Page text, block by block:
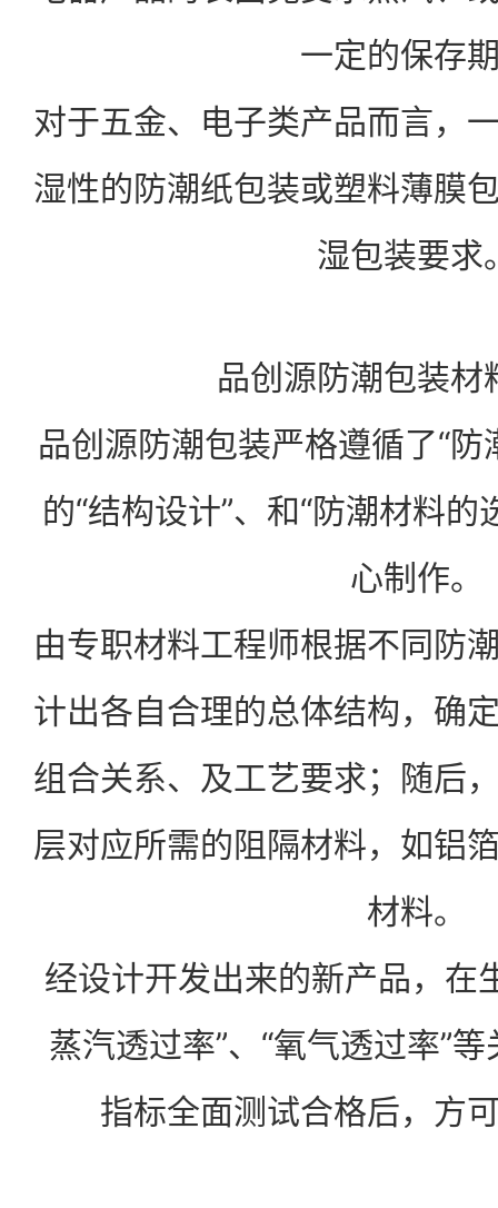
一定的保存
对于五金、电子类产品而言，
湿性的防潮纸包装或塑料薄膜
湿包装要求
品创源防潮包装材
品创源防潮包装严格遵循了“
的“结构设计”、和“防潮材料
心制作。
由专职材料工程师根据不同防
计出各自合理的总体结构，确
组合关系、及工艺要求；随后
层对应所需的阻隔材料，如铝
材料。
经设计开发出来的新产品，在
蒸汽透过率”、“氧气透过率”
指标全面测试合格后，方